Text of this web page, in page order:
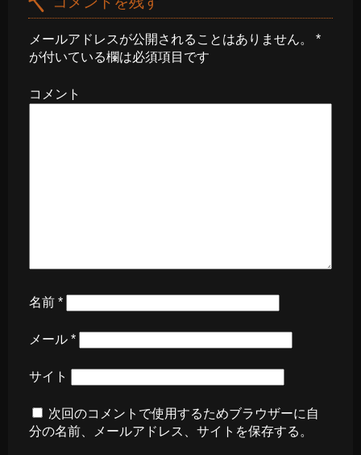
メールアドレスが公開されることはありません。
*
が付いている欄は必須項目です
コメント
名前 *
メール *
サイト
次回のコメントで使用するためブラウザーに自
分の名前、メールアドレス、サイトを保存する。